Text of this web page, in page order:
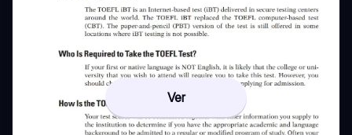
Ver